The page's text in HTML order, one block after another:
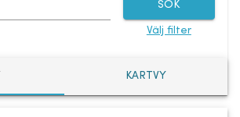
SÖK
Välj filter
KARTVY